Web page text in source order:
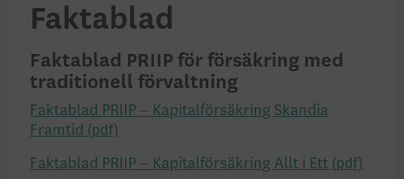
Faktablad
Faktablad PRIIP för försäkring med
traditionell förvaltning
Faktablad PRIIP – Kapitalförsäkring Skandia
Framtid
Faktablad PRIIP – Kapitalförsäkring Allt i Ett